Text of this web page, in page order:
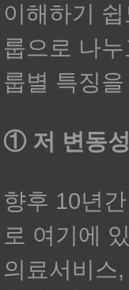
이해하기
룹으로 나
룹별 특징
① 저 변동
향후 10년
로 여기에
의료서비스